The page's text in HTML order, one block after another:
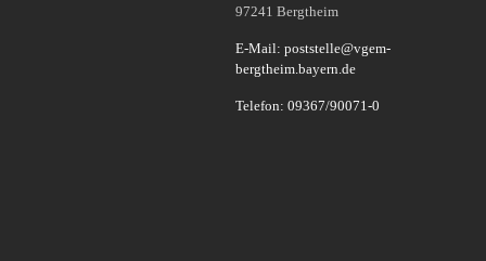
97241 Bergtheim
E-Mail: poststelle@vgem-
bergtheim.bayern.de
Telefon: 09367/90071-0